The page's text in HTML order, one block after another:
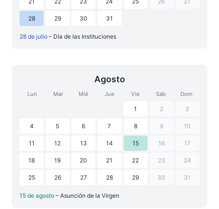
28 29 30 31
28 de julio – Día de las Instituciones
Agosto
Lun Mar Mié Jue Vie Sáb Dom
1 2 3
4 5 6 7 8 9 10
11 12 13 14 15 16 17
18 19 20 21 22 23 24
25 26 27 28 29 30 31
15 de agosto – Asunción de la Virgen